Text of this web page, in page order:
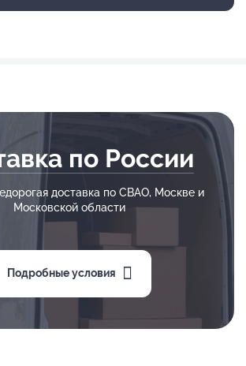
по России
доставка по СВАО, Москве и
Московской области
Подробные условия